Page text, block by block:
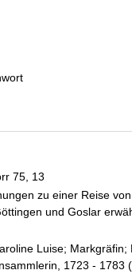
75, 13
zu einer Reise
und Goslar
Luise; Markgräfin;
1723 - 1783 (